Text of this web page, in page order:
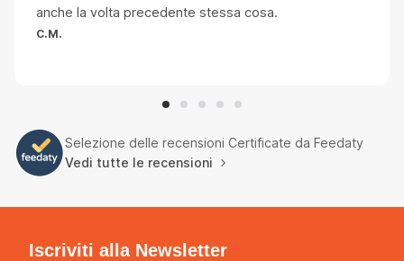
anche la volta precedente stessa cosa.
C.M.
Selezione delle recensioni Certificate da Feedaty
Vedi tutte le recensioni
Iscriviti alla Newsletter